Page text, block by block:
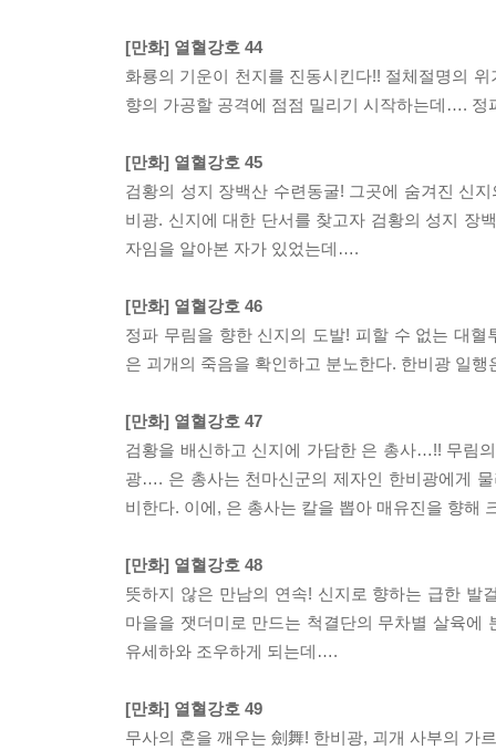
[만화] 열혈강호 44
화룡의 기운이 천지를 진동시킨다!! 절체절명의
향의 가공할 공격에 점점 밀리기 시작하는데….
[만화] 열혈강호 45
검황의 성지 장백산 수련동굴! 그곳에 숨겨진 신
비광. 신지에 대한 단서를 찾고자 검황의 성지 장
자임을 알아본 자가 있었는데….
[만화] 열혈강호 46
정파 무림을 향한 신지의 도발! 피할 수 없는 대
은 괴개의 죽음을 확인하고 분노한다. 한비광 일
[만화] 열혈강호 47
검황을 배신하고 신지에 가담한 은 총사…!! 무림
광…. 은 총사는 천마신군의 제자인 한비광에게
비한다. 이에, 은 총사는 칼을 뽑아 매유진을 향해
[만화] 열혈강호 48
뜻하지 않은 만남의 연속! 신지로 향하는 급한 발
마을을 잿더미로 만드는 척결단의 무차별 살육에
유세하와 조우하게 되는데….
[만화] 열혈강호 49
무사의 혼을 깨우는 劍舞! 한비광, 괴개 사부의 가